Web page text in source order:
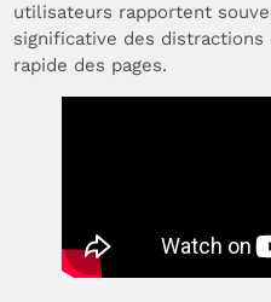
utilisateurs rapportent
significative des
rapide des pages.